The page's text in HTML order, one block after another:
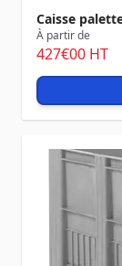
Caisse
À partir de
427€00 HT